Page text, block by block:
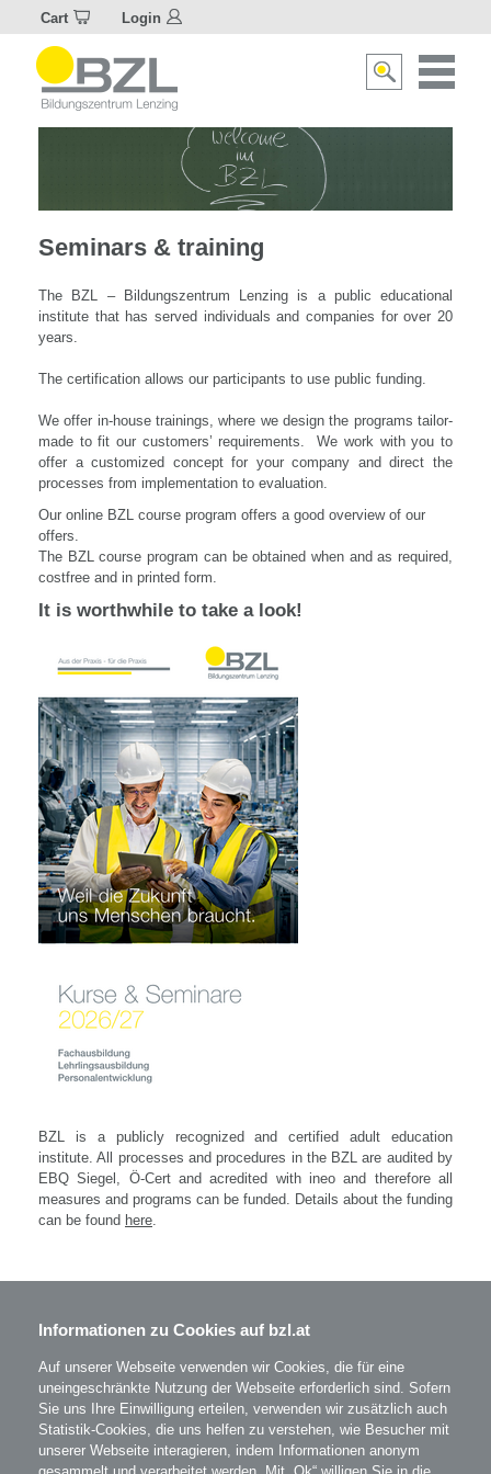
Cart Login
Suche
Seminars & training
The BZL – Bildungszentrum Lenzing is a public educational
institute that has served individuals and companies for over 20
years
The certification allows our participants to use public funding
We offer in-house trainings, where we design the programs tailor-
made to fit our customers’ requirements. We work with you to
offer a customized concept for your company and direct the
processes from implementation to evaluation.
Our online BZL course program offers a good overview of our
offers.
The BZL course program can be obtained when and as required,
costfree and in printed form
It is worthwhile to take a look!
BZL is a publicly recognized and certified adult education
institute. All processes and procedures in the BZL are audited by
EBQ Siegel, Ö-Cert and acredited with ineoand therefore all
measures and programs can be funded.
Details about the funding
can be found here
BZL - Bildungszentrum Lenzing GmbH
A-4860 Lenzing
T: 07672 701-3531
office@bzl.at
BZLauf Facebook
Informationen zu Cookies auf bzl.at
Auf unserer Webseite verwenden wir Cookies, die für eine
uneingeschränkte Nutzung der Webseite erforderlich sind. Sofern
Sie uns Ihre Einwilligung erteilen, verwenden wir zusätzlich auch
Statistik-Cookies, die uns helfen zu verstehen, wie Besucher mit
unserer Webseite interagieren, indem Informationen anonym